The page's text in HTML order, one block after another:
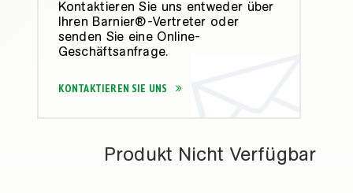
Kontaktieren Sie uns entweder über
Ihren Barnier®-Vertreter oder
senden Sie eine Online-
Geschäftsanfrage.
KONTAKTIEREN SIE UNS
Produkt Nicht Verfügbar